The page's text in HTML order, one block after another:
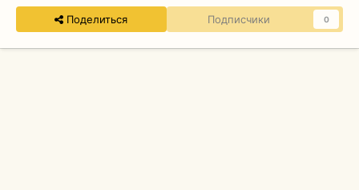
Поделиться Подписчики 0